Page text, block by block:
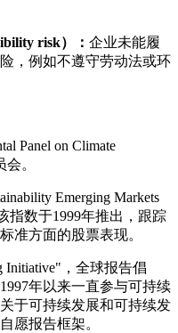
risk）： 企业未能履
，例如不遵守劳动法或环
Panel on Climate
。
Emerging Markets
指数于1999年推出，跟踪
准方面的股票表现。
Initiative"，全球报告倡
年以来一直参与可持续
于可持续发展和可持续发
愿报告框架。